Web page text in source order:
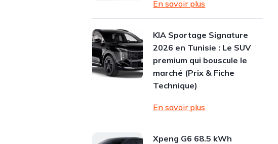
En savoir plus
KIA Sportage Signature
2026 en Tunisie : Le SUV
premium qui bouscule le
marché (Prix & Fiche
Technique)
En savoir plus
Xpeng G6 68.5 kWh